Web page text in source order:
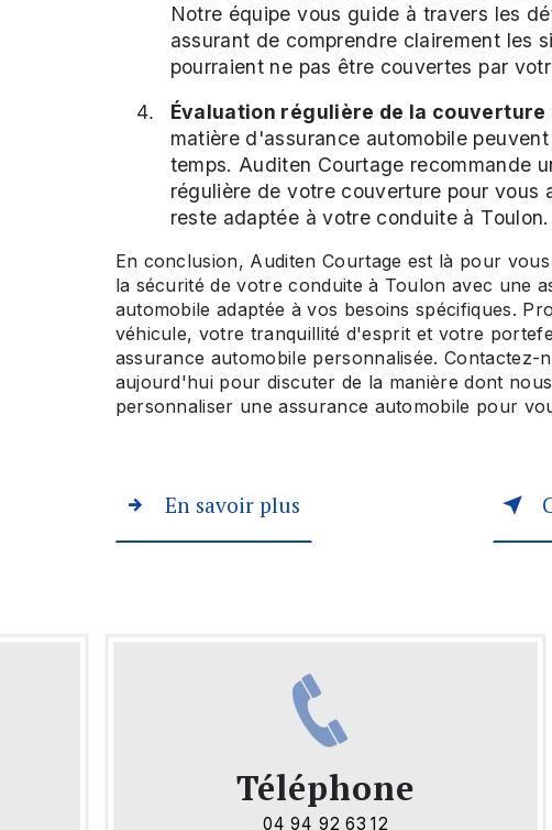
Notre équipe vous guide à travers les
assurant de comprendre clairement les
pourraient ne pas être couvertes par
Évaluation régulière de la couverture
matière d'assurance automobile
temps. Auditen Courtage recommande
régulière de votre couverture pour vous
reste adaptée à votre conduite à Toulon.
En conclusion, Auditen Courtage est là pour
la sécurité de votre conduite à Toulon avec une
automobile adaptée à vos besoins spécifiques.
véhicule, votre tranquillité d'esprit et votre
assurance automobile personnalisée. Contactez-
aujourd'hui pour discuter de la manière dont
personnaliser une assurance automobile pour
En savoir plus
Téléphone
04 94 92 63 12